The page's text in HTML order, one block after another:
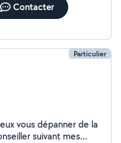
Contacter
Particulier
vous dépanner de la
suivant mes